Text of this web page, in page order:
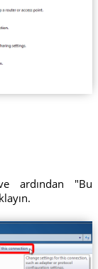
ardından "Bu